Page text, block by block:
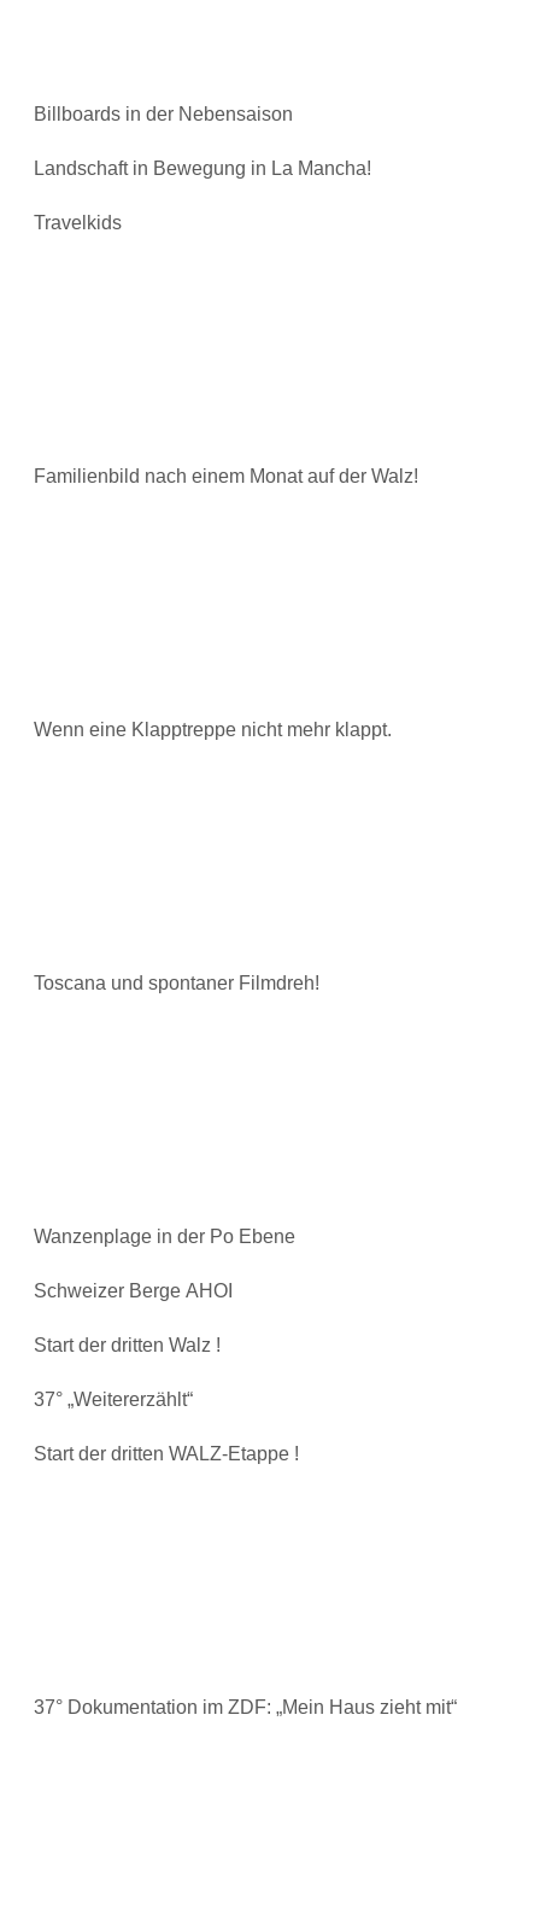
Billboards in der Nebensaison
Landschaft in Bewegung in La Mancha!
Travelkids
Familienbild nach einem Monat auf der Walz!
Wenn eine Klapptreppe nicht mehr klappt.
Toscana und spontaner Filmdreh!
Wanzenplage in der Po Ebene
Schweizer Berge AHOI
Start der dritten Walz !
37° „Weitererzählt“
Start der dritten WALZ-Etappe !
37° Dokumentation im ZDF: „Mein Haus zieht mit“